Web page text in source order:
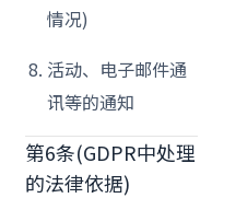
情况)
活动、电子邮件通
讯等的通知
第6条(GDPR中处理
的法律依据)